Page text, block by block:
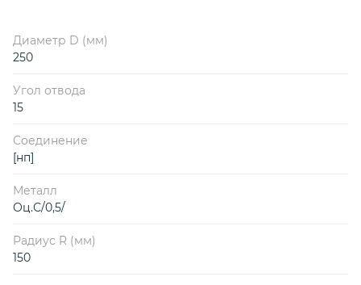
Диаметр D (мм)
250
Угол отвода
15
Соединение
[нп]
Металл
Оц.С/0,5/
Радиус R (мм)
150